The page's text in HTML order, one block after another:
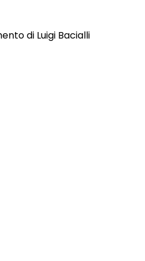
di Luigi Bacialli